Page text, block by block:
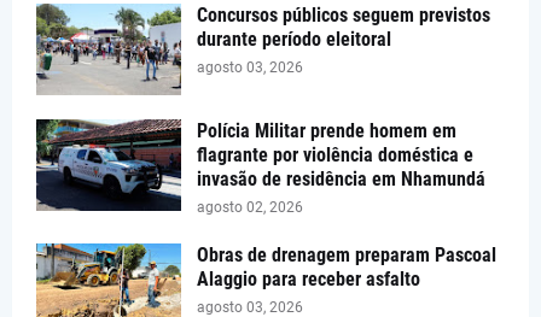
Concursos públicos seguem previstos
durante período eleitoral
agosto 03, 2026
Polícia Militar prende homem em
flagrante por violência doméstica e
invasão de residência em Nhamundá
agosto 02, 2026
Obras de drenagem preparam Pascoal
Alaggio para receber asfalto
agosto 03, 2026